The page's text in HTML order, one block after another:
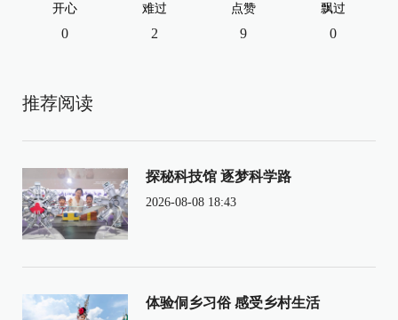
开心
0
难过
2
点赞
9
飘过
0
推荐阅读
探秘科技馆 逐梦科学路
2026-08-08 18:43
体验侗乡习俗 感受乡村生活